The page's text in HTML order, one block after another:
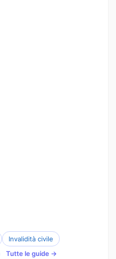
Invalidità civile
Tutte le guide →